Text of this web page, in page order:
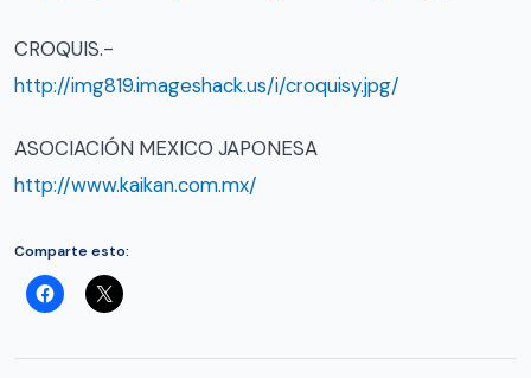
CROQUIS.-
http://img819.imageshack.us/i/croquisy.jpg/
ASOCIACIÓN MEXICO JAPONESA
http://www.kaikan.com.mx/
Comparte esto: